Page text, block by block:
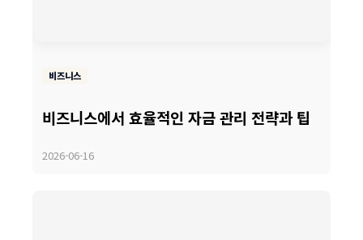
비즈니스
비즈니스에서 효율적인 자금 관리 전략과 팁
2026-06-16